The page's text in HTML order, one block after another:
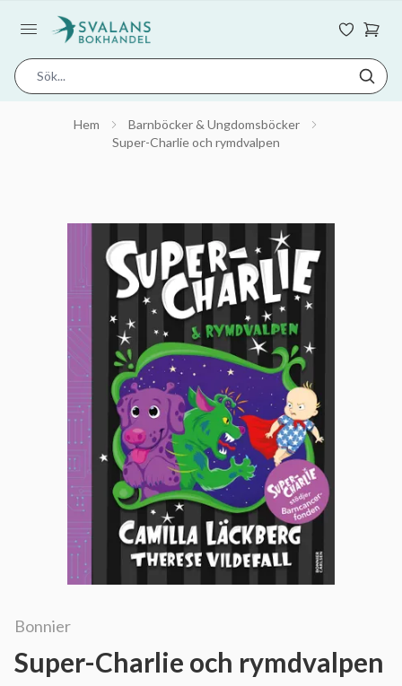
Hem
Barnböcker & Ungdomsböcker
Super-Charlie och rymdvalpen
Bonnier
Super-Charlie och rymdvalpen